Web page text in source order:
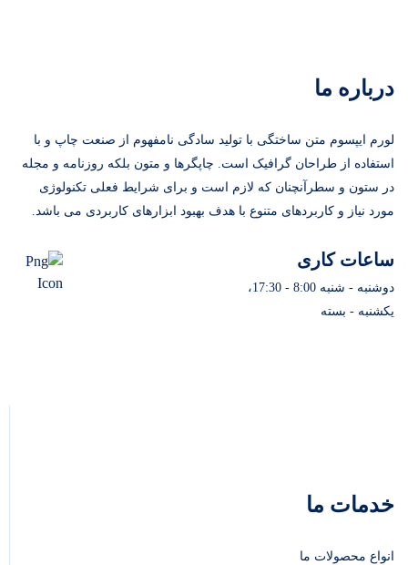
درباره ما
لورم ایپسوم متن ساختگی با تولید سادگی نامفهوم از صنعت چاپ و با
استفاده از طراحان گرافیک است. چاپگرها و متون بلکه روزنامه و مجله
در ستون و سطرآنچنان که لازم است و برای شرایط فعلی تکنولوژی
مورد نیاز و کاربردهای متنوع با هدف بهبود ابزارهای کاربردی می باشد.
ساعات کاری
دوشنبه - شنبه 8:00 - 17:30،
یکشنبه - بسته
خدمات ما
انواع محصولات ما